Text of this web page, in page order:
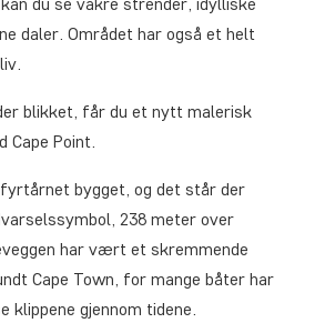
daler. Området har også et helt
blikket, får du et nytt malerisk
Cape Point.
bygget, og det står der
238 meter over
har vært et skremmende
Cape Town, for mange båter har
klippene gjennom tidene.